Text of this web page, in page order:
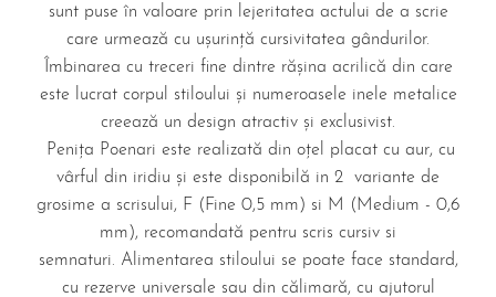
sunt puse în valoare prin lejeritatea actului de a scrie
care urmează cu ușurință cursivitatea gândurilor.
Îmbinarea cu treceri fine dintre rășina acrilică din care
este lucrat corpul stiloului și numeroasele inele metalice
creează un design atractiv și exclusivist.
Penița Poenari este realizată din oțel placat cu aur, cu
vârful din iridiu și este disponibilă in 2 variante de
grosime a scrisului, F (Fine 0,5 mm) si M (Medium - 0,6
mm), recomandată pentru scris cursiv si
semnaturi. Alimentarea stiloului se poate face standard,
cu rezerve universale sau din călimară, cu ajutorul